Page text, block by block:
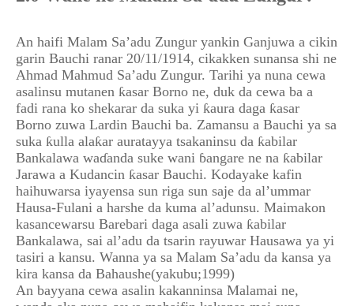
An haifi Malam Sa’adu Zungur yankin Ganjuwa a cikin
garin Bauchi ranar 20/11/1914, cikakken sunansa shi ne
Ahmad Mahmud Sa’adu Zungur. Tarihi ya nuna cewa
asalinsu mutanen ƙasar Borno ne, duk da cewa ba a
fadi rana ko shekarar da suka yi ƙaura daga ƙasar
Borno zuwa Lardin Bauchi ba. Zamansu a Bauchi ya sa
suka ƙulla alaƙar auratayya tsakaninsu da ƙabilar
Bankalawa waɗanda suke wani ɓangare ne na ƙabilar
Jarawa a Kudancin ƙasar Bauchi. Kodayake kafin
haihuwarsa iyayensa sun riga sun saje da al’ummar
Hausa-Fulani a harshe da kuma al’adunsu. Maimakon
kasancewarsu Barebari daga asali zuwa ƙabilar
Bankalawa, sai al’adu da tsarin rayuwar Hausawa ya yi
tasiri a kansu. Wanna ya sa Malam Sa’adu da kansa ya
kira kansa da Bahaushe(yakubu;1999)
An bayyana cewa asalin kakanninsa Malamai ne,